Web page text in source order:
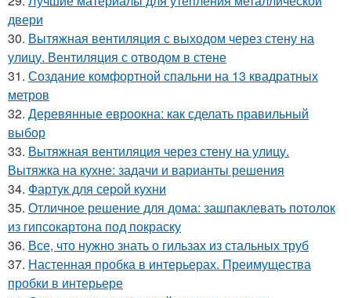
двери
30. Вытяжная вентиляция с выходом через стену на
улицу. Вентиляция с отводом в стене
31. Создание комфортной спальни на 13 квадратных
метров
32. Деревянные евроокна: как сделать правильный
выбор
33. Вытяжная вентиляция через стену на улицу.
Вытяжка на кухне: задачи и варианты решения
34. Фартук для серой кухни
35. Отличное решение для дома: зашпаклевать потолок
из гипсокартона под покраску
36. Все, что нужно знать о гильзах из стальных труб
37. Настенная пробка в интерьерах. Преимущества
пробки в интерьере